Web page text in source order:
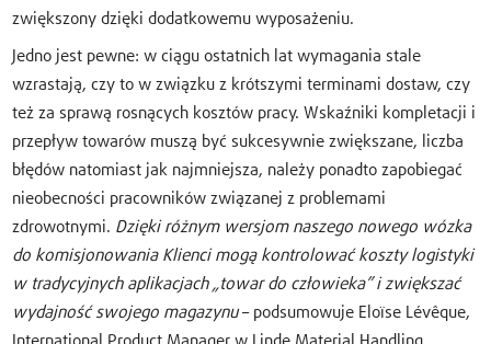
zwiększony dzięki dodatkowemu wyposażeniu.
Jedno jest pewne: w ciągu ostatnich lat wymagania stale
wzrastają, czy to w związku z krótszymi terminami dostaw, czy
też za sprawą rosnących kosztów pracy. Wskaźniki kompletacji i
przepływ towarów muszą być sukcesywnie zwiększane, liczba
błędów natomiast jak najmniejsza, należy ponadto zapobiegać
nieobecności pracowników związanej z problemami
zdrowotnymi. Dzięki różnym wersjom naszego nowego wózka
do komisjonowania Klienci mogą kontrolować koszty logistyki
w tradycyjnych aplikacjach „towar do człowieka” i zwiększać
wydajność swojego magazynu– podsumowuje Eloïse Lévêque,